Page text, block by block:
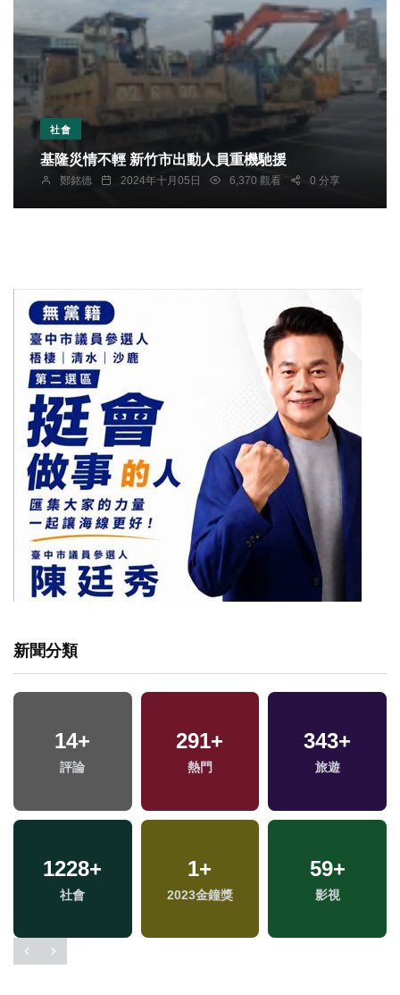
社會
基隆災情不輕 新竹市出動人員重機馳援
鄭銘德 2024年十月05日 6,370 觀看 0 分享
新聞分類
14+
評論
291+
熱門
343+
旅遊
1228+
社會
1+
2023金鐘獎
59+
影視